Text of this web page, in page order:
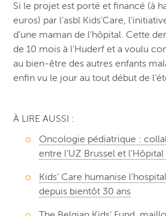
Si le projet est porté et financé (à
euros) par l’asbl Kids’Care,
d’une maman de l’hôpital. Cette
de 10 mois à l’Huderf et a voulu
au bien-être des autres enfants
enfin vu le jour au tout début de
À LIRE AUSSI :
Oncologie pédiatrique :
entre l’UZ Brussel et
Kids’ Care humanise
depuis bientôt 30 ans